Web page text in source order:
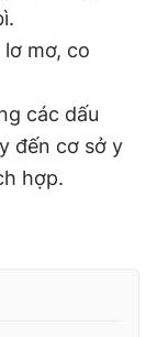
mơ, co
các dấu
đến cơ sở y
hợp.